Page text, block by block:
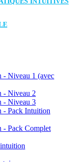
- Niveau 1 (avec
- Niveau 2
- Niveau 3
- Pack Intuition
- Pack Complet